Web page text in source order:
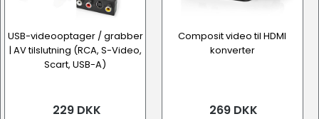
USB-videooptager / grabber
| AV tilslutning (RCA, S-Video,
Scart, USB-A)
229 DKK
Composit video til HDMI
konverter
269 DKK